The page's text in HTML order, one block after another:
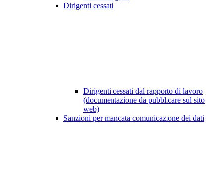
Dirigenti cessati
Dirigenti cessati dal rapporto di lavoro
(documentazione da pubblicare sul sito
web)
Sanzioni per mancata comunicazione dei dati